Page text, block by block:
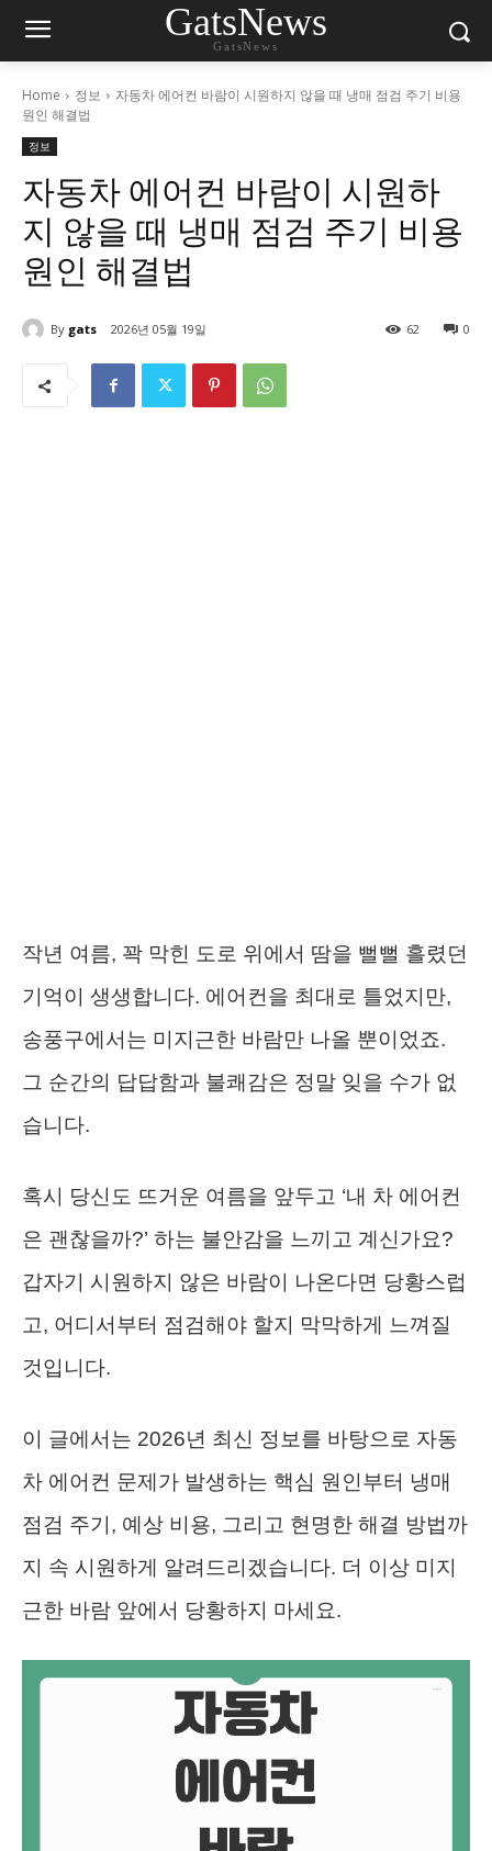
GatsNews
GatsNews
Home 정보
자동차 에어컨 바람이 시원하지 않을 때 냉매 점검 주기 비용
원인 해결법
정보
자동차 에어컨 바람이 시원하
지 않을 때 냉매 점검 주기 비용
원인 해결법
By gats 2026년 05월 19일 0
62
작년 여름, 꽉 막힌 도로 위에서 땀을 뻘뻘 흘렸던
기억이 생생합니다. 에어컨을 최대로 틀었지만,
송풍구에서는 미지근한 바람만 나올 뿐이었죠.
그 순간의 답답함과 불쾌감은 정말 잊을 수가 없
습니다.
혹시 당신도 뜨거운 여름을 앞두고 ‘내 차 에어컨
은 괜찮을까?’ 하는 불안감을 느끼고 계신가요?
갑자기 시원하지 않은 바람이 나온다면 당황스럽
고, 어디서부터 점검해야 할지 막막하게 느껴질
것입니다.
이 글에서는 2026년 최신 정보를 바탕으로 자동
차 에어컨 문제가 발생하는 핵심 원인부터 냉매
점검 주기, 예상 비용, 그리고 현명한 해결 방법까
지 속 시원하게 알려드리겠습니다. 더 이상 미지
근한 바람 앞에서 당황하지 마세요.